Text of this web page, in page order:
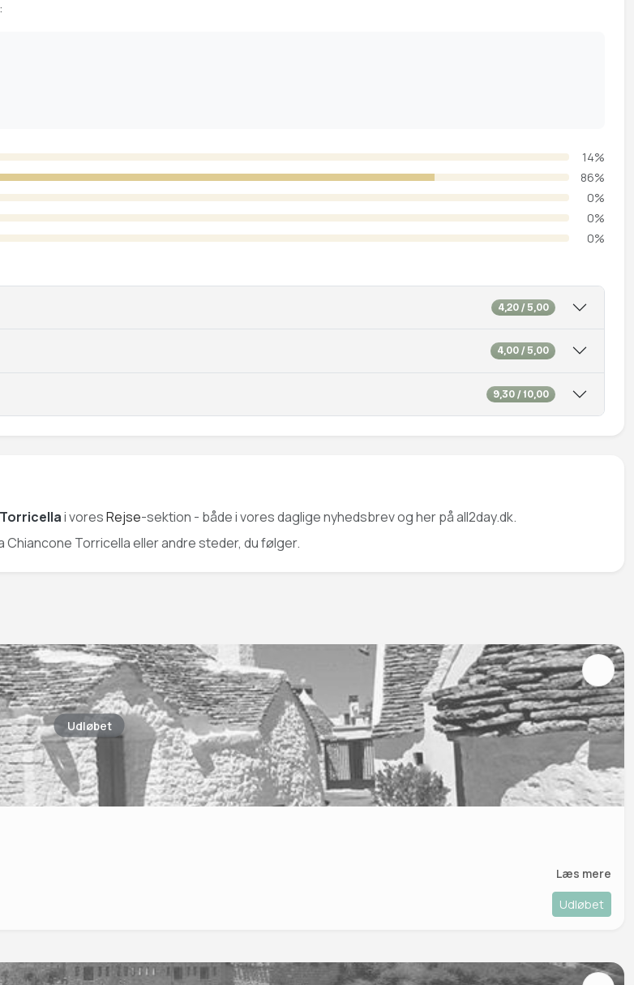
14%
86%
0%
0%
0%
4,20 / 5,00
4,00 / 5,00
9,30 / 10,00
i voresRejse-sektion - både i vores daglige nyhedsbrev og her på all2day.dk.
Torricella eller andre steder, du følger.
Udløbet
Læs mere
Udløbet